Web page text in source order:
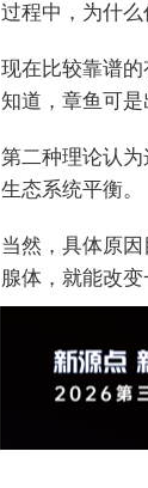
过程中，为什
现在比较靠谱
知道，章鱼可是
第二种理论认
生态系统平衡。
当然，具体原
腺体，就能改